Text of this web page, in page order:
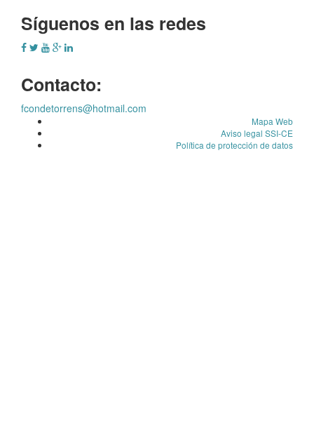
Síguenos en las redes
Contacto:
fcondetorrens@hotmail.com
Mapa Web
Aviso legal SSI-CE
Política de protección de datos